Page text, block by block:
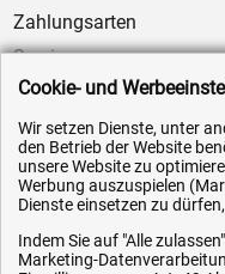
Zahlungsarten
Service
AGB / Widerrufsrecht
Datenschutz
Impressum
Karriere
OEM-Ersatzteile
Technik-Hilfe
Cookie- und
Wir setzen Dienste, unter
den Betrieb der Website
unsere Website zu
Werbung auszuspielen
Dienste einsetzen zu
Indem Sie auf "Alle
Marketing-